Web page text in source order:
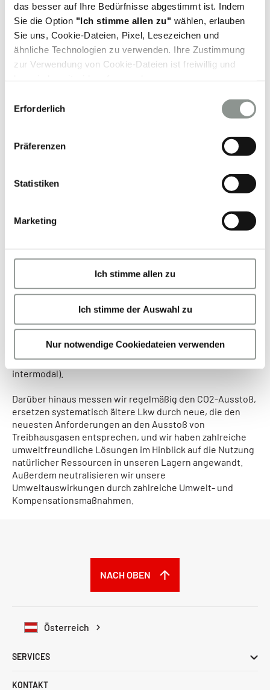
das besser auf Ihre Bedürfnisse abgestimmt ist. Indem
Sie die Option "Ich stimme allen zu" wählen, erlauben
Sie uns, Cookie-Dateien, Pixel, Lesezeichen und
ähnliche Technologien zu verwenden. Ihre Zustimmung
zur Verwendung von Cookie-Dateien ist freiwillig und
Weitere Informationen finden Sie auch in unserer Cookie-
Erforderlich
Präferenzen
Statistiken
Marketing
Ich stimme allen zu
Ich stimme der Auswahl zu
Nur notwendige Cookiedateien verwenden
Qualität, die durch HACCP Food Safety Management
und an diversen Standorten IFS-Log. Zertifikate
abgesichert ist.
Bei uns sind Ihre Produkte sicher!
Nachhaltige Lösungen für die Industrie
gesamten Lieferkette setzen. Gemeinsam mit ihnen
implementieren und unterstützen wir Aktivitäten zur
Verringerung der negativen Umweltauswirkungen. Wir
richten Sammelstellen ein und verwenden
umweltfreundliche Lastwagen (mindestens EURO6, LPG,
intermodal).
Darüber hinaus messen wir regelmäßig den CO2-Ausstoß,
ersetzen systematisch ältere Lkw durch neue, die den
neuesten Anforderungen an den Ausstoß von
Treibhausgasen entsprechen, und wir haben zahlreiche
umweltfreundliche Lösungen im Hinblick auf die Nutzung
natürlicher Ressourcen in unseren Lagern angewandt.
Außerdem neutralisieren wir unsere
Umweltauswirkungen durch zahlreiche Umwelt- und
Kompensationsmaßnahmen.
Österreich
NACH OBEN
SERVICES
KONTAKT